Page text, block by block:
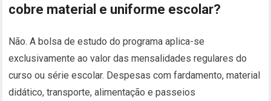
cobre material e uniforme escolar?
Não. A bolsa de estudo do programa aplica-se
exclusivamente ao valor das mensalidades regulares do
curso ou série escolar. Despesas com fardamento, material
didático, transporte, alimentação e passeios